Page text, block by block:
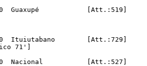
71']